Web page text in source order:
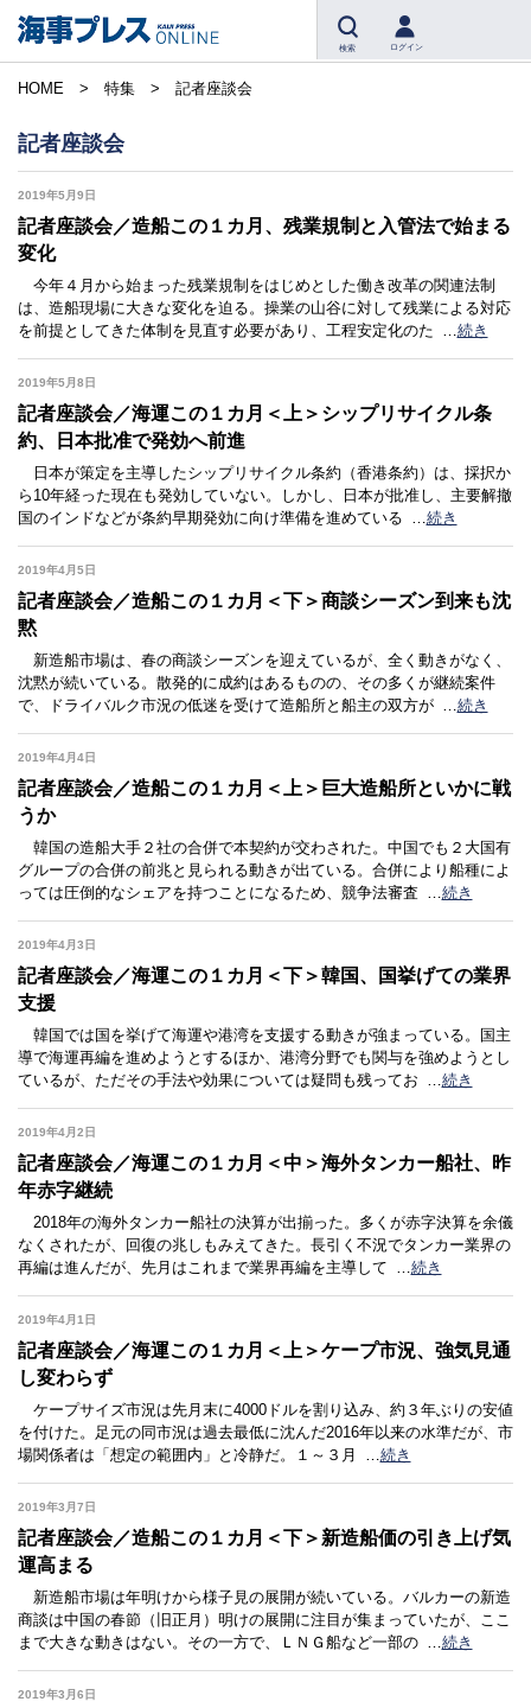
検索 ログイン
HOME 特集 記者座談会
記者座談会
2019年5月9日
記者座談会／造船この１カ月、残業規制と入管法で始まる
変化
今年４月から始まった残業規制をはじめとした働き改革の関連法制
は、造船現場に大きな変化を迫る。操業の山谷に対して残業による対応
を前提としてきた体制を見直す必要があり、工程安定化のた …続き
2019年5月8日
記者座談会／海運この１カ月＜上＞シップリサイクル条
約、日本批准で発効へ前進
日本が策定を主導したシップリサイクル条約（香港条約）は、採択か
ら10年経った現在も発効していない。しかし、日本が批准し、主要解撤
国のインドなどが条約早期発効に向け準備を進めている …続き
2019年4月5日
記者座談会／造船この１カ月＜下＞商談シーズン到来も沈
黙
新造船市場は、春の商談シーズンを迎えているが、全く動きがなく、
沈黙が続いている。散発的に成約はあるものの、その多くが継続案件
で、ドライバルク市況の低迷を受けて造船所と船主の双方が …続き
2019年4月4日
記者座談会／造船この１カ月＜上＞巨大造船所といかに戦
うか
韓国の造船大手２社の合併で本契約が交わされた。中国でも２大国有
グループの合併の前兆と見られる動きが出ている。合併により船種によ
っては圧倒的なシェアを持つことになるため、競争法審査 …続き
2019年4月3日
記者座談会／海運この１カ月＜下＞韓国、国挙げての業界
支援
韓国では国を挙げて海運や港湾を支援する動きが強まっている。国主
導で海運再編を進めようとするほか、港湾分野でも関与を強めようとし
ているが、ただその手法や効果については疑問も残ってお …続き
2019年4月2日
記者座談会／海運この１カ月＜中＞海外タンカー船社、昨
年赤字継続
2018年の海外タンカー船社の決算が出揃った。多くが赤字決算を余儀
なくされたが、回復の兆しもみえてきた。長引く不況でタンカー業界の
再編は進んだが、先月はこれまで業界再編を主導して …続き
2019年4月1日
記者座談会／海運この１カ月＜上＞ケープ市況、強気見通
し変わらず
ケープサイズ市況は先月末に4000ドルを割り込み、約３年ぶりの安値
を付けた。足元の同市況は過去最低に沈んだ2016年以来の水準だが、市
場関係者は「想定の範囲内」と冷静だ。１～３月
…続き
2019年3月7日
記者座談会／造船この１カ月＜下＞新造船価の引き上げ気
運高まる
新造船市場は年明けから様子見の展開が続いている。バルカーの新造
商談は中国の春節（旧正月）明けの展開に注目が集まっていたが、ここ
まで大きな動きはない。その一方で、ＬＮＧ船など一部の …続き
2019年3月6日